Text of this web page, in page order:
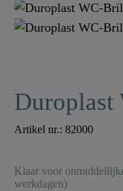
Artikel nr.: 82000
Klaar voor
werkdagen)